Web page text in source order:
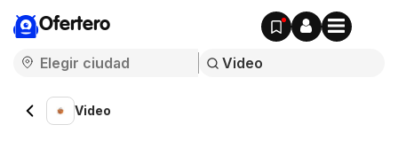
Ofertero
Video